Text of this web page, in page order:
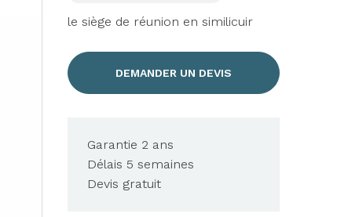
le siège de réunion en similicuir
DEMANDER UN DEVIS
Garantie 2 ans
Délais 5 semaines
Devis gratuit